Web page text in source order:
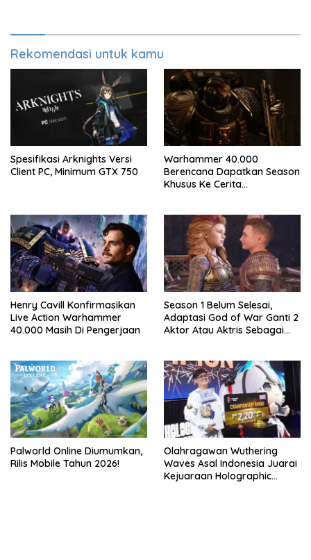
Rekomendasi untuk kamu
Spesifikasi Arknights Versi
Client PC, Minimum GTX 750
Warhammer 40.000
Berencana Dapatkan Season
Khusus Ke Cerita
Henry Cavill Konfirmasikan
Live Action Warhammer
40.000 Masih Di Pengerjaan
Season 1 Belum Selesai,
Adaptasi God of War Ganti 2
Aktor Atau Aktris Sebagai
Palworld Online Diumumkan,
Rilis Mobile Tahun 2026!
Olahragawan Wuthering
Waves Asal Indonesia Juarai
Kejuaraan Holographic